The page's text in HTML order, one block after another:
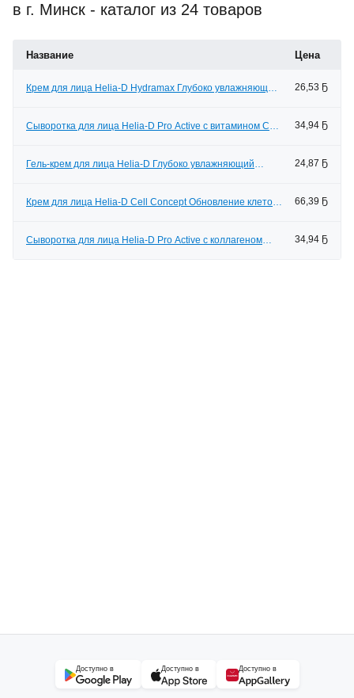
в г. Минск - каталог из 24 товаров
Название Цена
Крем для лица Helia-D Hydramax Глубоко увлажняющий
26,53 Ҕ
Сыворотка для лица Helia-D Pro Active с витамином С
34,94 Ҕ
Гель-крем для лица Helia-D Глубоко увлажняющий
24,87 Ҕ
Крем для лица Helia-D Cell Concept Обновление клеток
66,39 Ҕ
Сыворотка для лица Helia-D Pro Active с коллагеном
34,94 Ҕ
Доступно в Доступно в Доступно в